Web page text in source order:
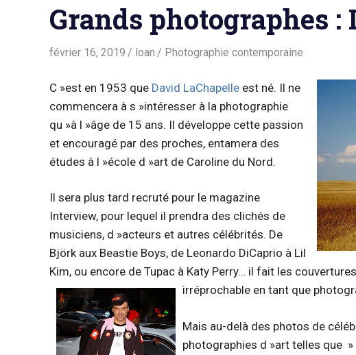
Grands photographes :
février 16, 2019 loan Photographie contemporaine
C »est en 1953 que David LaChapelle est né. Il ne
commencera à s »intéresser à la photographie
qu »à l »âge de 15 ans. Il développe cette passion
et encouragé par des proches, entamera des
études à l »école d »art de Caroline du Nord.
Il sera plus tard recruté pour le magazine
Interview, pour lequel il prendra des clichés de
musiciens, d »acteurs et autres célébrités. De
Björk aux Beastie Boys, de Leonardo DiCaprio à Lil
Kim, ou encore de Tupac à Katy Perry… il fait les
irréprochable en tant que
Mais au-delà des photos de
photographies d »art telles que